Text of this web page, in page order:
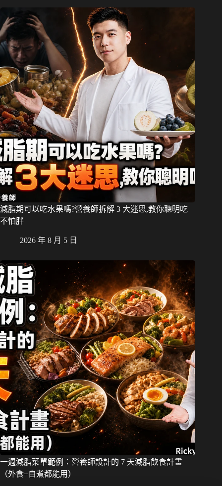
減脂期可以吃水果嗎?營養師拆解 3 大迷思,教你聰明吃
不怕胖
2026 年 8 月 5 日
一週減脂菜單範例：營養師設計的 7 天減脂飲食計畫
（外食+自煮都能用）